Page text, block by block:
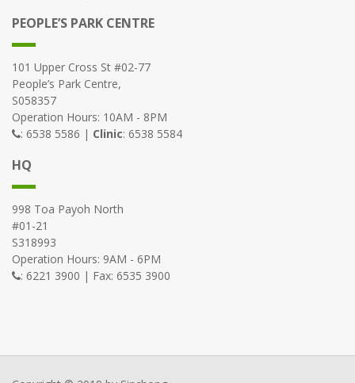
PEOPLE’S PARK CENTRE
101 Upper Cross St #02-77
People’s Park Centre,
S058357
Operation Hours: 10AM - 8PM
: 6538 5586 | Clinic: 6538 5584
HQ
998 Toa Payoh North
#01-21
S318993
Operation Hours: 9AM - 6PM
: 6221 3900 | Fax: 6535 3900